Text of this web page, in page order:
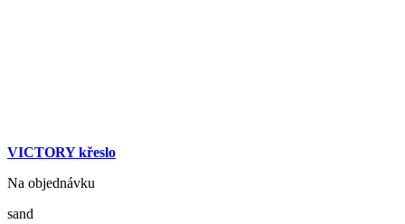
VICTORY křeslo
Na objednávku
sand